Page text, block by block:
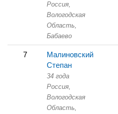
Россия,
Вологодская
Область,
Бабаево
7
Малиновский
Степан
34 года
Россия,
Вологодская
Область,